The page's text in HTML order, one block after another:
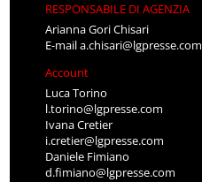
RESPONSABILE DI AGENZIA
Arianna Gori Chisari
E-maila.chisari@lgpresse.com
Account
Luca Torino
l.torino@lgpresse.com
Ivana Cretier
i.cretier@lgpresse.com
Daniele Fimiano
d.fimiano@lgpresse.com